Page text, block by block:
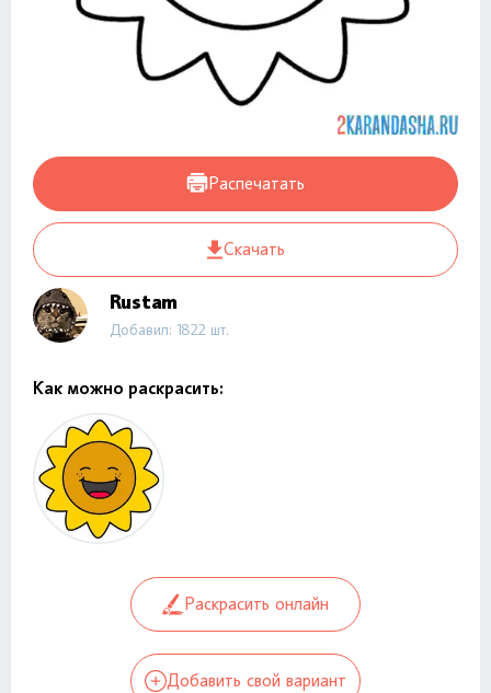
Распечатать
Скачать
Rustam
Добавил: 1822 шт.
Как можно раскрасить:
Раскрасить онлайн
Добавить свой вариант